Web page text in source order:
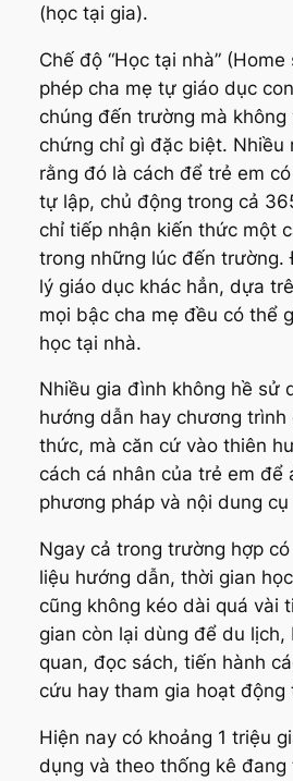
(học tại gia).
Chế độ “Học tại nhà”
phép cha mẹ tự giáo dục
chúng đến trường mà không
chứng chỉ gì đặc biệt. Nhiều
rằng đó là cách để trẻ em
tự lập, chủ động trong cả
chỉ tiếp nhận kiến thức một
trong những lúc đến trường.
lý giáo dục khác hẳn, dựa
mọi bậc cha mẹ đều có thể
học tại nhà.
Nhiều gia đình không hề sử
hướng dẫn hay chương trình
thức, mà căn cứ vào thiên
cách cá nhân của trẻ em để
phương pháp và nội dung cụ
Ngay cả trong trường hợp
liệu hướng dẫn, thời gian
cũng không kéo dài quá vài
gian còn lại dùng để du lịch,
quan, đọc sách, tiến hành
cứu hay tham gia hoạt động
Hiện nay có khoảng 1 triệu
dụng và theo thống kê đang